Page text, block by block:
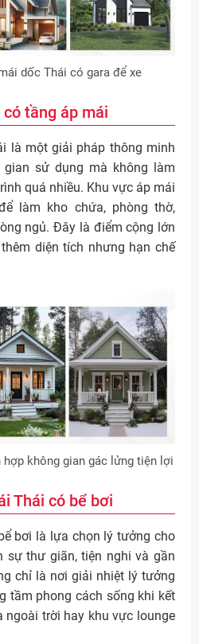
dốc Thái có gara để xe
tầng áp mái
là một giải pháp thông minh
sử dụng mà không làm
quá nhiều. Khu vực áp mái
làm kho chứa, phòng thờ,
ngủ. Đây là điểm cộng lớn
diện tích nhưng hạn chế
không gian gác lửng tiện lợi
Thái có bể bơi
bơi là lựa chọn lý tưởng cho
sự thư giãn, tiện nghi và gần
chỉ là nơi giải nhiệt lý tưởng
tầm phong cách sống khi kết
ngoài trời hay khu vực lounge